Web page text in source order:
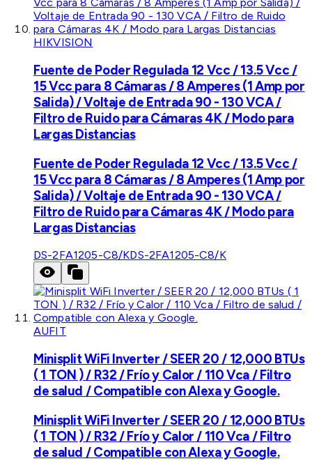
HIKVISION
Fuente de Poder Regulada 12 Vcc / 13.5 Vcc /
15 Vcc para 8 Cámaras / 8 Amperes (1 Amp por
Salida) / Voltaje de Entrada 90 - 130 VCA /
Filtro de Ruido para Cámaras 4K / Modo para
Largas Distancias
Fuente de Poder Regulada 12 Vcc / 13.5 Vcc /
15 Vcc para 8 Cámaras / 8 Amperes (1 Amp por
Salida) / Voltaje de Entrada 90 - 130 VCA /
Filtro de Ruido para Cámaras 4K / Modo para
Largas Distancias
DS-2FA1205-C8/KDS-2FA1205-C8/K
AUFIT
Minisplit WiFi Inverter / SEER 20 / 12,000 BTUs
( 1 TON ) / R32 / Frío y Calor / 110 Vca / Filtro
de salud / Compatible con Alexa y Google.
Minisplit WiFi Inverter / SEER 20 / 12,000 BTUs
( 1 TON ) / R32 / Frío y Calor / 110 Vca / Filtro
de salud / Compatible con Alexa y Google.